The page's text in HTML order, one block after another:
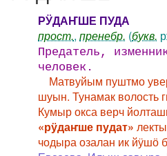
РӰДАҤШЕ ПУДА
прост., пренебр. (букв.
Предатель,
человек.
Матвуйым пуштмо
шуын. Тунамак волость
Кумыр окса верч
«рӱдаҥше пудат»
чодыра озалан ик йӱшӧ